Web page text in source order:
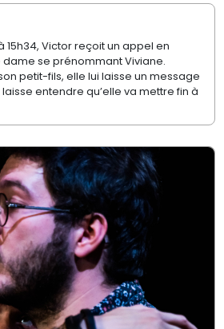
15h34, Victor reçoit un appel en
se prénommant Viviane.
petit-fils, elle lui laisse un message
entendre qu’elle va mettre fin à